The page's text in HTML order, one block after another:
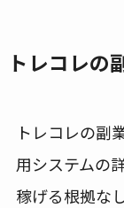
トレコレの
トレコレの副
用システムの
稼げる根拠な